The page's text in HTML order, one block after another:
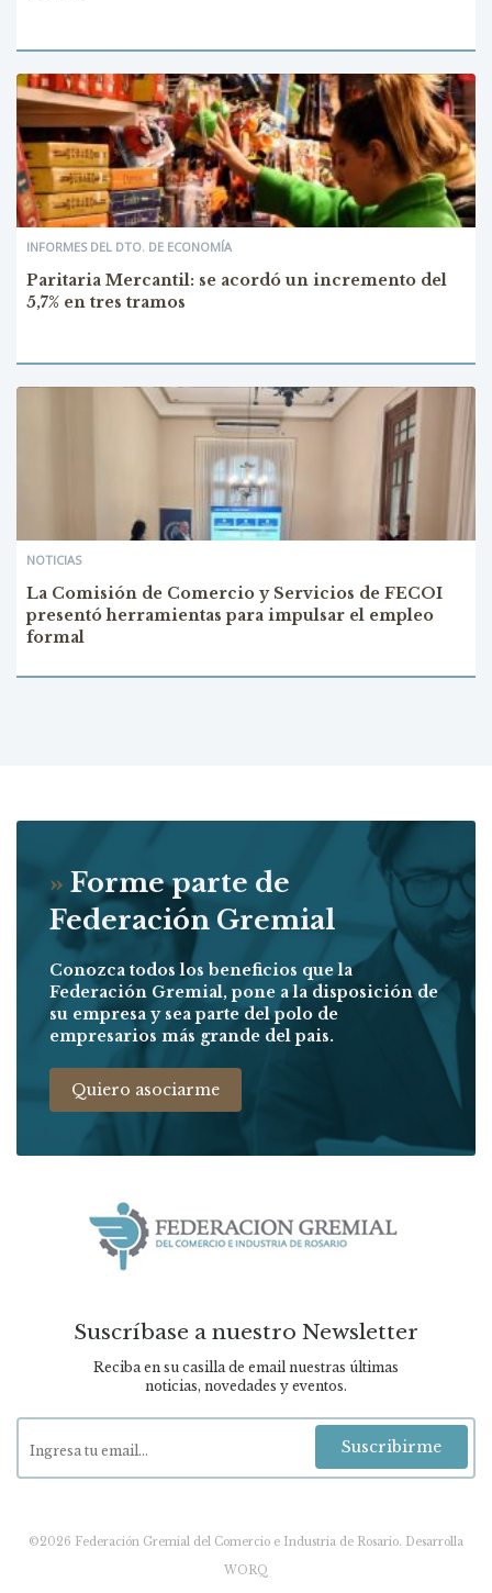
INFORMES DEL DTO. DE ECONOMÍA
Paritaria Mercantil: se acordó un incremento del
5,7% en tres tramos
NOTICIAS
La Comisión de Comercio y Servicios de FECOI
presentó herramientas para impulsar el empleo
formal
» Forme parte de
Federación Gremial
Conozca todos los beneficios que la
Federación Gremial, pone a la disposición de
su empresa y sea parte del polo de
empresarios más grande del pais.
Quiero asociarme
Suscríbase a nuestro Newsletter
Reciba en su casilla de email nuestras últimas
noticias, novedades y eventos.
Suscribirme
©2026 Federación Gremial del Comercio e Industria de Rosario. Desarrolla
WORQ